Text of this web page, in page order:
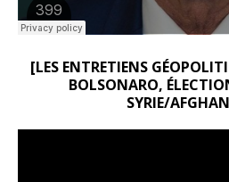
[LES ENTRETIENS
BOLSONARO,
SYRIE/